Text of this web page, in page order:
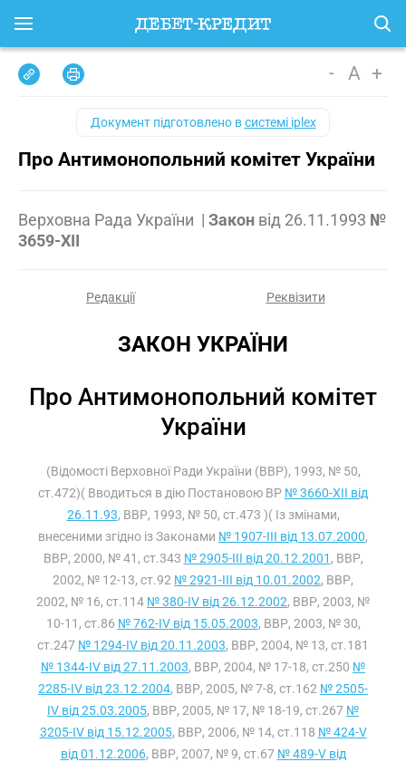
- A +
Документ підготовлено всистемі iplex
Про Антимонопольний комітет України
Верховна Рада України | Закон від 26.11.1993 №
3659-XII
Редакції Реквізити
ЗАКОН УКРАЇНИ
Про Антимонопольний комітет
України
(Відомості Верховної Ради України (ВВР), 1993, № 50,
ст.472)( Вводиться в дію Постановою ВР № 3660-XII від
26.11.93, ВВР, 1993, № 50, ст.473 )( Із змінами,
внесеними згідно із Законами № 1907-III від 13.07.2000,
ВВР, 2000, № 41, ст.343 № 2905-III від 20.12.2001 , ВВР,
2002, № 12-13, ст.92 № 2921-III від 10.01.2002, ВВР,
2002, № 16, ст.114 № 380-IV від 26.12.2002, ВВР, 2003, №
10-11, ст.86 № 762-IV від 15.05.2003, ВВР, 2003, № 30,
ст.247 № 1294-IV від 20.11.2003, ВВР, 2004, № 13, ст.181
№ 1344-IV від 27.11.2003, ВВР, 2004, № 17-18, ст.250 №
2285-IV від 23.12.2004, ВВР, 2005, № 7-8, ст.162 № 2505-
IV від 25.03.2005, ВВР, 2005, № 17, № 18-19, ст.267 №
3205-IV від 15.12.2005, ВВР, 2006, № 14, ст.118 № 424-V
від 01.12.2006, ВВР, 2007, № 9, ст.67 № 489-V від